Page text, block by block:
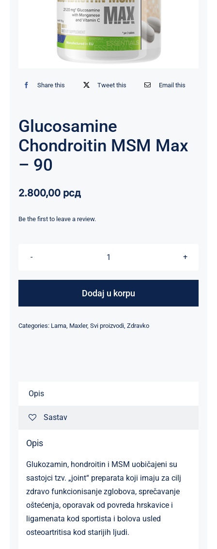
Share this Tweet this Email this
Glucosamine
Chondroitin MSM Max
– 90
2.800,00 рсд
Be the first to leave a review.
Glucosamine
MSM
90
Dodaj u korpu
Categories: Lama, Maxler, Svi proizvodi, Zdravko
Opis
Sastav
Opis
Glukozamin, hondroitin i MSM uobičajeni su
sastojci tzv. „joint“ preparata koji imaju za cilj
zdravo funkcionisanje zglobova, sprečavanje
oštećenja, oporavak od povreda hrskavice i
ligamenata kod sportista i bolova usled
osteoartritisa kod starijih ljudi.